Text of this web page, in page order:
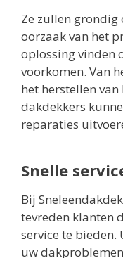
Ze zullen grondig
oorzaak van het
oplossing vinden
voorkomen. Van
het herstellen
dakdekkers
reparaties
Snelle
Bij
tevreden klanten
service te
uw